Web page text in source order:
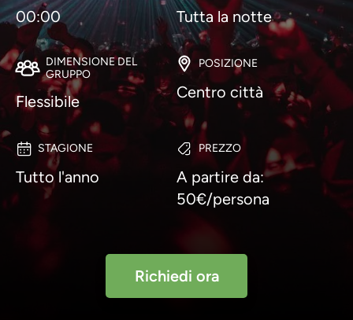
00:00 Tutta la notte
DIMENSIONE DEL
GRUPPO
Flessibile
POSIZIONE
Centro città
STAGIONE
Tutto l'anno
PREZZO
A partire da:
50€/persona
Richiedi ora